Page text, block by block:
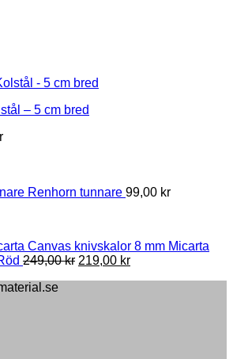
– 5 cm bred
Price
179,00 krRenhorn tunnare 99,00 kr
8 mm Micarta
249,00kr Original
219,00 krCurrent